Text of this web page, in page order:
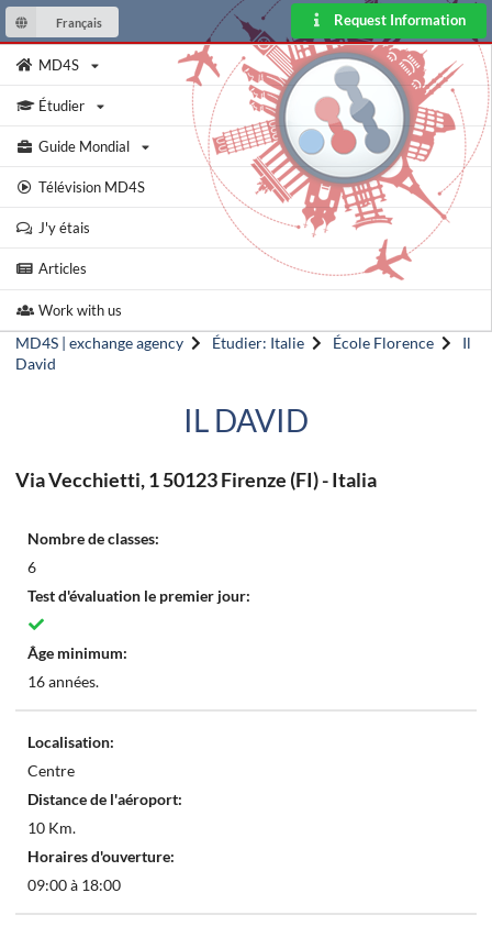
Français Request Information
MD4S
Étudier
Guide Mondial
Télévision MD4S
J'y étais
Articles
Work with us
MD4S | exchange agency Étudier: Italie École Florence
Il
David
IL DAVID
Via Vecchietti, 1 50123 Firenze (FI) - Italia
Nombre de classes:
6
Test d'évaluation le premier jour:
Âge minimum:
16 années.
Localisation:
Centre
Distance de l'aéroport:
10 Km.
Horaires d'ouverture:
09:00 à 18:00